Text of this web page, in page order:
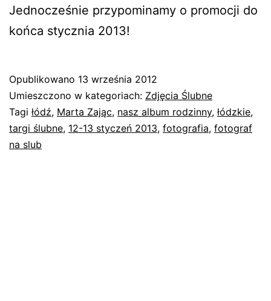
Jednocześnie przypominamy o promocji do
końca stycznia 2013!
Opublikowano 13 września 2012
Umieszczono w kategoriach: Zdjęcia Ślubne
Tagi łódź, Marta Zając, nasz album rodzinny, łódzkie,
targi ślubne, 12-13 styczeń 2013, fotografia, fotograf
na slub